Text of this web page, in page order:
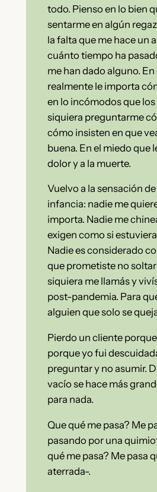
todo. Pienso en lo bien
sentarme en algún
la falta que me hace un
cuánto tiempo ha
me han dado alguno.
realmente le importa
en lo incómodos que
siquiera preguntarme
cómo insisten en que
buena. En el miedo que
dolor y a la muerte.
Vuelvo a la sensación
infancia: nadie me
importa. Nadie me
exigen como si estuviera
Nadie es considerado
que prometiste no
siquiera me llamás y
post-pandemia. Para
alguien que solo se
Pierdo un cliente
porque yo fui
preguntar y no asumir.
vacío se hace más
para nada.
Que qué me pasa? Me
pasando por una
qué me pasa? Me pasa
aterrada-.